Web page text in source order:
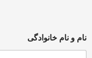
و نام خانوادگی